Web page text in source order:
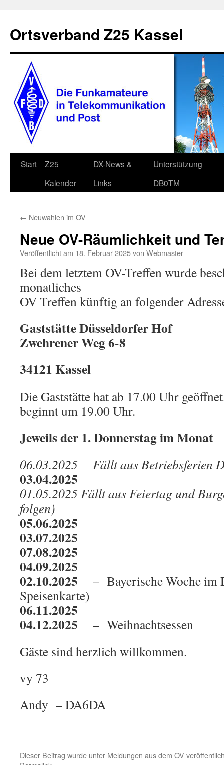
springen
Ortsverband Z25 Kassel
Start
Z25
Kalender
DX-News &
Links
Unterstützung
DB0TM
← Neuwahlen im OV
Neue OV-Räumlichkeit und
Veröffentlicht am 18. Februar 2025von Webmaster
Bei dem letztem OV-Treffen wurde
monatliches
OV Treffen künftig an folgender
Gaststätte Düsseldorfer Hof
Zwehrener Weg 6-8
34121 Kassel
Die Gaststätte hat ab 17.00 Uhr
beginnt um 19.00 Uhr.
Jeweils der 1. Donnerstag im Monat
06.03.2025 Fällt aus Betriebsferien
03.04.2025
01.05.2025 Fällt aus Feiertag und
folgen)
05.06.2025
03.07.2025
07.08.2025
04.09.2025
02.10.2025 – Bayerische Woche im
Speisenkarte)
06.11.2025
04.12.2025 – Weihnachtsessen
Gäste sind herzlich willkommen.
vy 73
Andy – DA6DA
Dieser Beitrag wurde unter Meldungen aus dem OV